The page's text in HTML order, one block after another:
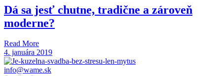
Dá sa jesť chutne, tradične a zároveň
moderne?
Read More
4. januára 2019
info@wame.sk